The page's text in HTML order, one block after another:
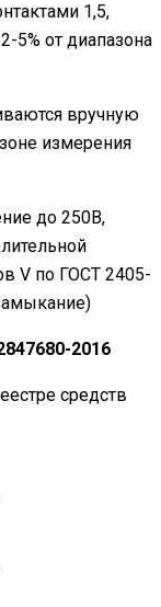
1,5,
5% от диапазона
вручную
измерения
до 250В,
V по ГОСТ 2405-
2016
средств